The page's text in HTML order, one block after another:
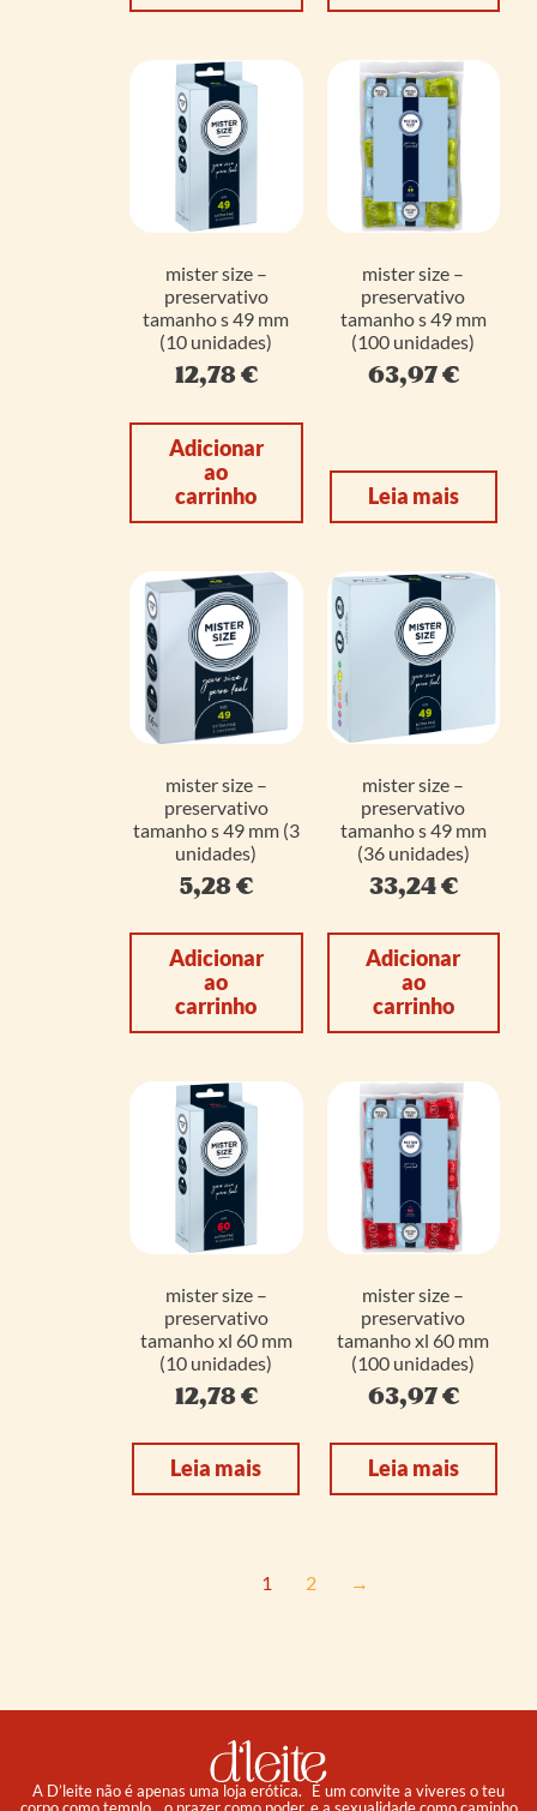
mister size –
preservativo
tamanho s 49 mm
(10 unidades)
12,78€
Adicionar
ao
carrinho
mister size –
preservativo
tamanho s 49 mm
(100 unidades)
63,97€
Leia mais
mister size –
preservativo
tamanho s 49 mm (3
unidades)
5,28€
Adicionar
ao
carrinho
mister size –
preservativo
tamanho s 49 mm
(36 unidades)
33,24€
Adicionar
ao
carrinho
mister size –
preservativo
tamanho xl 60 mm
(10 unidades)
12,78€
Leia mais
mister size –
preservativo
tamanho xl 60 mm
(100 unidades)
63,97€
Leia mais
1 2 →
A D’leite não é apenas uma loja erótica. É um convite a viveres o teu